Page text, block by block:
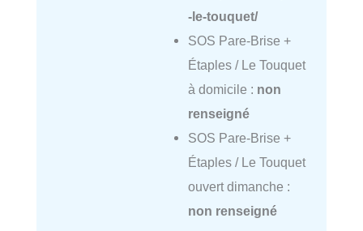
-le-touquet/
SOS Pare-Brise +
Étaples / Le Touquet
à domicile : non
renseigné
SOS Pare-Brise +
Étaples / Le Touquet
ouvert dimanche :
non renseigné